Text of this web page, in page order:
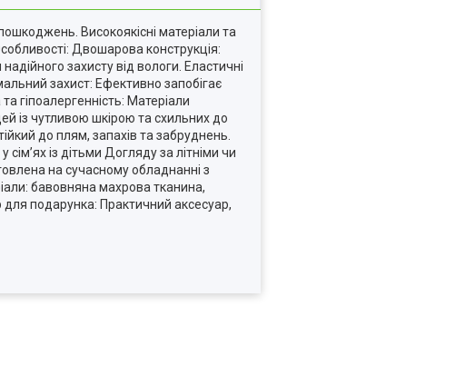
Високоякісні матеріали та
Двошарова конструкція:
захисту від вологи. Еластичні
захист: Ефективно запобігає
гіпоалергенність: Матеріали
із чутливою шкірою та схильних до
до плям, запахів та забруднень.
із дітьми Догляду за літніми чи
​​на сучасному обладнанні з
бавовняна махрова тканина,
подарунка: Практичний аксесуар,